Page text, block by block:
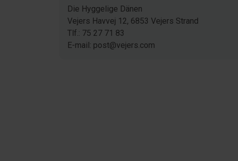
Die Hyggelige Dänen
Vejers Havvej 12, 6853 Vejers Strand
Tlf.: 75 27 71 83
E-mail: post@vejers.com